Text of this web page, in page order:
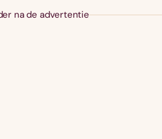
na de advertentie